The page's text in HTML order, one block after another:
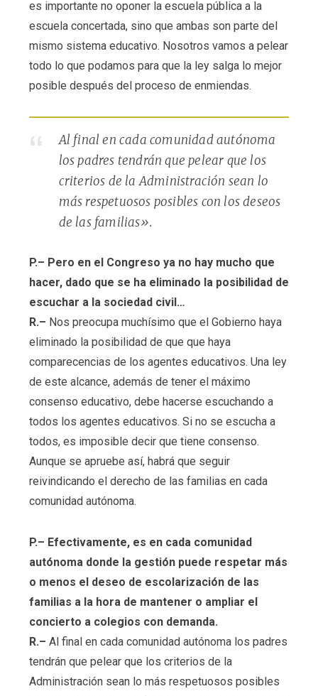
es importante no oponer la escuela pública a la
escuela concertada, sino que ambas son parte del
mismo sistema educativo. Nosotros vamos a pelear
todo lo que podamos para que la ley salga lo mejor
posible después del proceso de enmiendas.
Al final en cada comunidad autónoma
los padres tendrán que pelear que los
criterios de la Administración sean lo
más respetuosos posibles con los deseos
de las familias».
P.– Pero en el Congreso ya no hay mucho que
hacer, dado que se ha eliminado la posibilidad de
escuchar a la sociedad civil…
R.– Nos preocupa muchísimo que el Gobierno haya
eliminado la posibilidad de que que haya
comparecencias de los agentes educativos. Una ley
de este alcance, además de tener el máximo
consenso educativo, debe hacerse escuchando a
todos los agentes educativos. Si no se escucha a
todos, es imposible decir que tiene consenso.
Aunque se apruebe así, habrá que seguir
reivindicando el derecho de las familias en cada
comunidad autónoma.
P.– Efectivamente, es en cada comunidad
autónoma donde la gestión puede respetar más
o menos el deseo de escolarización de las
familias a la hora de mantener o ampliar el
concierto a colegios con demanda.
R.– Al final en cada comunidad autónoma los padres
tendrán que pelear que los criterios de la
Administración sean lo más respetuosos posibles